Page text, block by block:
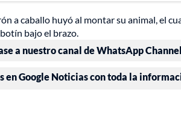
a caballo huyó al montar su animal, el
bajo el brazo.
a nuestro canal de WhatsApp
en Google Noticias con toda la